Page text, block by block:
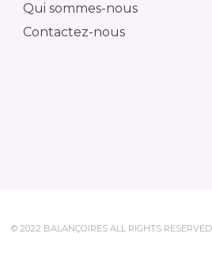
Qui sommes-nous
Contactez-nous
© 2022 BALANÇOIRES ALL RIGHTS